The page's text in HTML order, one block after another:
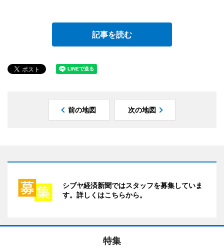
記事を読む
前の地図 次の地図
シブヤ経済新聞ではスタッフを募集していま
す。詳しくはこちらから。
特集